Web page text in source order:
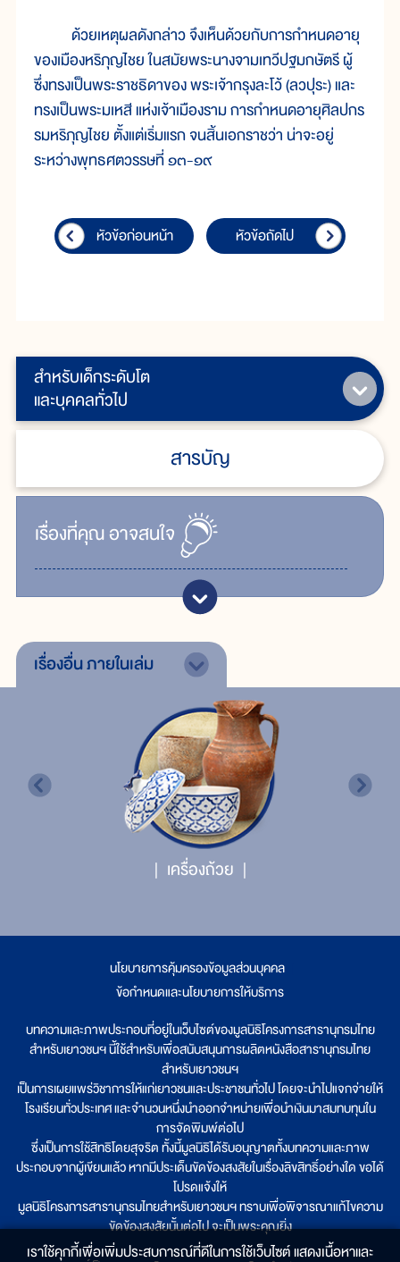
สำหรับเด็กระดับโต
และบุคคลทั่วไป
สารบัญ
เรื่ิองที่คุณอาจสนใจ
ด้วยเหตุผลดังกล่าว จึงเห็นด้วยกับการกำหนดอายุ
ของเมืองหริภุญไชย ในสมัยพระนางจามเทวีปฐมกษัตรี ผู้
ซึ่งทรงเป็นพระราชธิดาของ พระเจ้ากรุงละโว้ (ลวปุระ) และ
ทรงเป็นพระมเหสี แห่งเจ้าเมืองราม การกำหนดอายุศิลปกร
รมหริภุญไชย ตั้งแต่เริ่มแรก จนสิ้นเอกราชว่า น่าจะอยู่
ระหว่างพุทธศตวรรษที่ ๑๓-๑๙
หัวข้อก่อนหน้า หัวข้อถัดไป
เรื่องอื่นภายในเล่ม
เครื่องถ้วย
นโยบายการคุ้มครองข้อมูลส่วนบุคคล
ข้อกำหนดและนโยบายการให้บริการ
บทความและภาพประกอบที่อยู่ในเว็บไซต์ของมูลนิธิโครงการสารานุกรมไทย
สำหรับเยาวชนฯ นี้ใช้สำหรับเพื่อสนับสนุนการผลิตหนังสือสารานุกรมไทย
สำหรับเยาวชนฯ
เป็นการเผยแพร่วิชาการให้แก่เยาวชนและประชาชนทั่วไป โดยจะนำไปแจกจ่ายให้
โรงเรียนทั่วประเทศ และจำนวนหนึ่งนำออกจำหน่ายเพื่อนำเงินมาสมทบทุนใน
การจัดพิมพ์ต่อไป
ซึ่งเป็นการใช้สิทธิโดยสุจริต ทั้งนี้มูลนิธิได้รับอนุญาตทั้งบทความและภาพ
ประกอบจากผู้เขียนแล้ว หากมีประเด็นขัดข้องสงสัยในเรื่องลิขสิทธิ์อย่างใด ขอได้
โปรดแจ้งให้
มูลนิธิโครงการสารานุกรมไทยสำหรับเยาวชนฯ ทราบเพื่อพิจารณาแก้ไขความ
ขัดข้องสงสัยนั้นต่อไป จะเป็นพระคุณยิ่ง
เราใช้คุกกี้เพื่อเพิ่มประสบการณ์ที่ดีในการใช้เว็บไซต์ แสดงเนื้อหาและ